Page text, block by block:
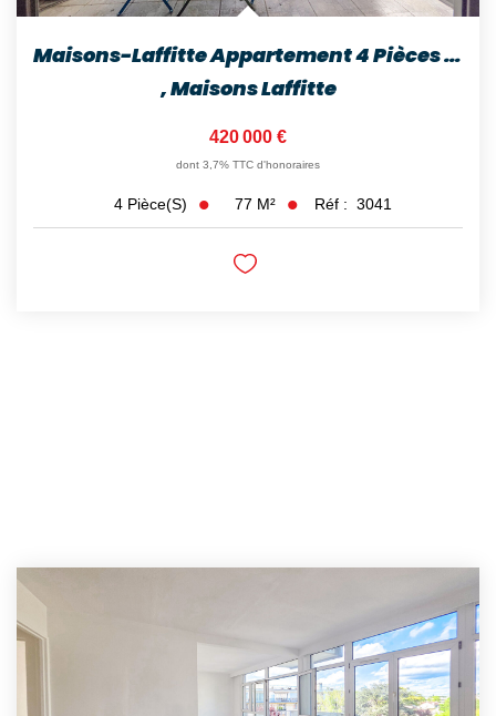
Maisons-Laffitte Appartement 4 Pièces Lumineux Avec Balcon...
,Maisons Laffitte
420 000 €
dont 3,7% TTC d'honoraires
4 Pièce(s) 77 M² Réf : 3041